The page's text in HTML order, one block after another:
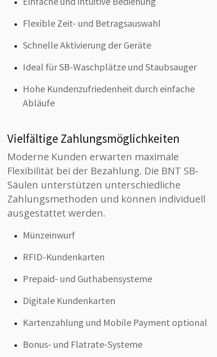
Flexible Zeit- und Betragsauswahl
Schnelle Aktivierung der Geräte
Ideal für SB-Waschplätze und Staubsauger
Hohe Kundenzufriedenheit durch einfache
Abläufe
Vielfältige Zahlungsmöglichkeiten
Moderne Kunden erwarten maximale
Flexibilität bei der Bezahlung. Die BNT SB-
Säulen unterstützen unterschiedliche
Zahlungsmethoden und können individuell
ausgestattet werden.
Münzeinwurf
RFID-Kundenkarten
Prepaid- und Guthabensysteme
Digitale Kundenkarten
Kartenzahlung und Mobile Payment optional
Bonus- und Flatrate-Systeme